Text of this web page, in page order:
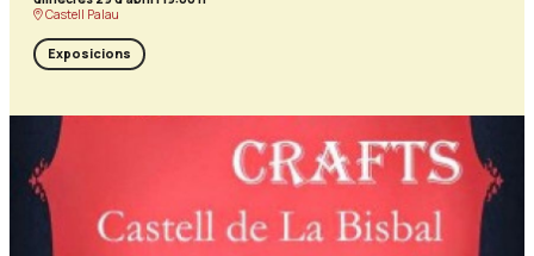
Castell Palau
Exposicions